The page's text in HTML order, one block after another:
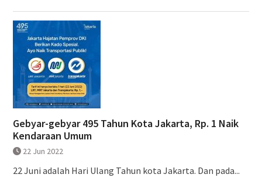
Gebyar-gebyar 495 Tahun Kota Jakarta, Rp. 1 Naik
Kendaraan Umum
22 Jun 2022
22 Juni adalah Hari Ulang Tahun kota Jakarta. Dan pada...